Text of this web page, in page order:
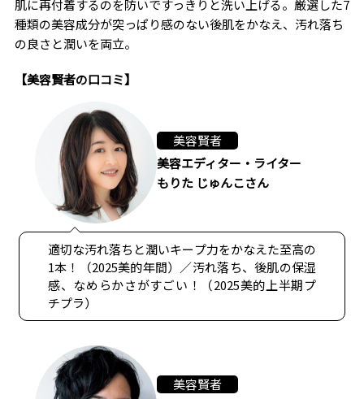
肌に再付着するのを防いですっきりと洗い上げる。厳選した7
種類の美容成分が突っぱり感のない後肌をかなえ、汚れ落ち
の良さと潤いを両立。
【美容賢者の口コミ】
美容賢者
美容エディター・ライター
もりた じゅんこさん
適切な汚れ落ちと潤いキープ力をかなえた至高の
1本！（2025美的年間）／汚れ落ち、後肌の保湿
感、なめらかさがすごい！（2025美的上半期プ
チプラ）
美容賢者